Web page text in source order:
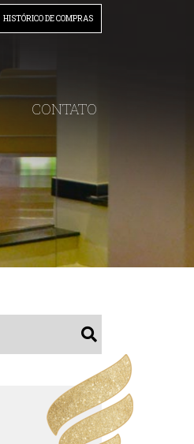
HISTÓRICO DE COMPRAS
CONTATO